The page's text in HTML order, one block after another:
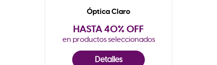
Óptica Claro
HASTA 40% OFF
en productos seleccionados
Detalles